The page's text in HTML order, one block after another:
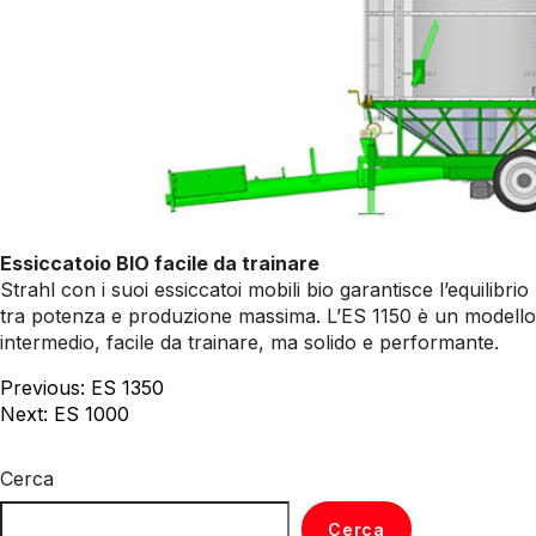
Essiccatoio BIO facile da trainare
Strahl con i suoi essiccatoi mobili bio garantisce l’equilibrio
tra potenza e produzione massima. L’ES 1150 è un modello
intermedio, facile da trainare, ma solido e performante.
Navigazione
articoli
Previous: ES 1350
Next: ES 1000
Cerca
Cerca